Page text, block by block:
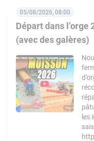
Départ dans l’orge
(avec des galères)
05/08/2026, 08:00
les